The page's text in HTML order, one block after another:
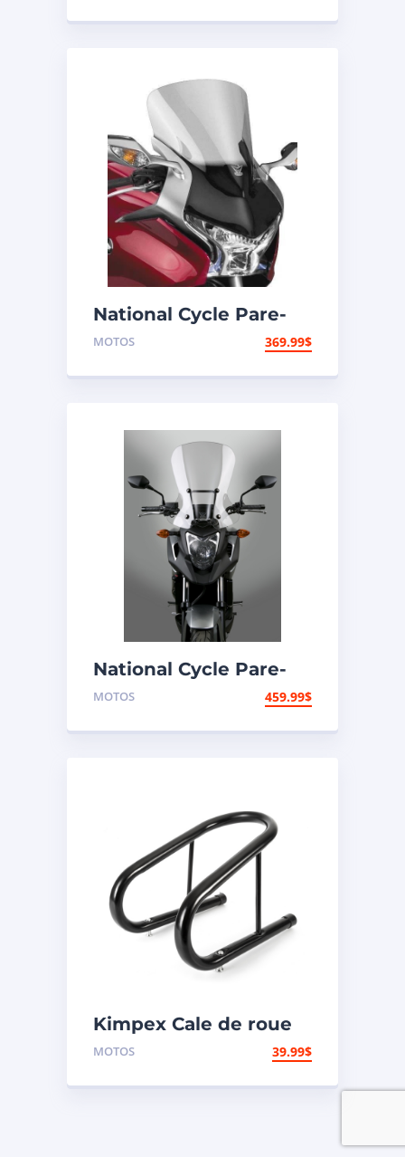
National Cycle Pare-
brise aéroacoustique
MOTOS 369.99$
National Cycle Pare-
brise aéroacoustique
MOTOS 459.99$
Kimpex Cale de roue
de motocyclette
MOTOS 39.99$